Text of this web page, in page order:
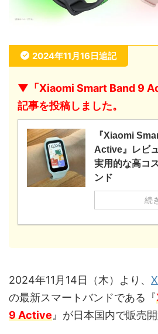
2024年11月16日追記
▼「Xiaomi Smart Band 9
記事を投稿しました。
『Xiaomi
Active』レビ
実用的な高コ
ンド
続
2024年11月14日（木）より、
の最新スマートバンドである『
9 Active』が日本国内で販売開